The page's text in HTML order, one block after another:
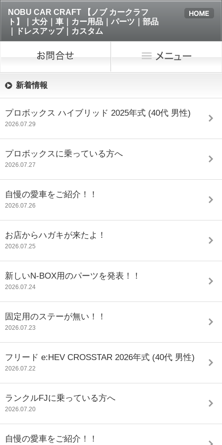
NOBU CAR CRAFT 【ノブ カークラフ
ト】｜大分｜車｜カー用品｜パーツ｜部品
｜ドレスアップ｜カスタム
新着情報
プロボックス ハイブリッド 2025年式 (40代 男性)
2026.07.29
プロボックスに乗っている方へ
2026.07.27
自慢の愛車をご紹介！！
2026.07.26
お店からハガキが来たよ！
2026.07.25
新しいN-BOX用のパーツを発表！！
2026.07.24
固定用のステーが無い！！
2026.07.23
フリード e:HEV CROSSTAR 2026年式 (40代 男性)
2026.07.22
ランクルFJに乗っている方へ
2026.07.20
自慢の愛車をご紹介！！